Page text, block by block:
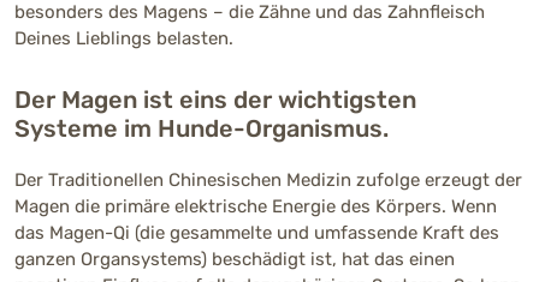
besonders des Magens – die Zähne und das Zahnfleisch
Deines Lieblings belasten.
Der Magen ist eins der wichtigsten
Systeme im Hunde-Organismus.
Der Traditionellen Chinesischen Medizin zufolge erzeugt der
Magen die primäre elektrische Energie des Körpers. Wenn
das Magen-Qi (die gesammelte und umfassende Kraft des
ganzen Organsystems) beschädigt ist, hat das einen